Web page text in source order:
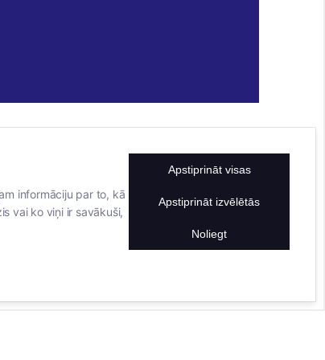
KONTAKTINFORMĀCIJA
TĀLRUNIS
+371 25911816
info@bertasnams.lv
informāciju par to, kā
vai ko viņi ir savākuši,
Apstiprināt visas
Apstiprināt izvēlētās
Noliegt